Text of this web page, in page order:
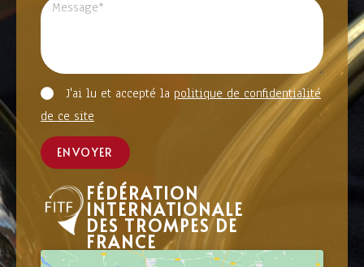
J'ai lu et accepté la politique de confidentialité
de ce site
ENVOYER
FÉDÉRATION
INTERNATIONALE
DES TROMPES DE
FRANCE